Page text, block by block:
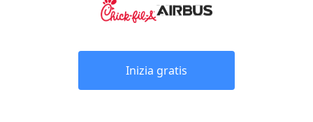
Inizia gratis